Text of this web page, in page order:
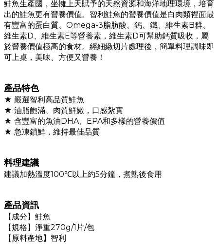
鮭魚生產國，坐擁上天賦予的天然資源和海洋地理環境，培育
出的鮭魚更有營養價值。智利鮭魚的營養價值是白肉類裡面最
有豐富的蛋白質、Omega-3脂肪酸、鈣、鐵、維生素B群、
維生素D、維生素E等營養素，維生素D可幫助鈣質吸收，屬
於營養價值極高的食材。經細緻切片處理後，簡單料理調味即
可上桌，美味、方便又營養！
產品特色
★ 嚴選智利高品質鮭魚
★ 油脂飽滿、肉質鮮嫩，口感紮實
★ 含豐富的魚油DHA、EPA和多樣的營養價值
★ 急凍鎖鮮，維持最佳品質
料理建議
建議加熱溫度100℃以上約5分鐘，煮熟後食用
產品資訊
【成分】鮭魚
【規格】 淨重270g/1片/包
【原料產地】智利